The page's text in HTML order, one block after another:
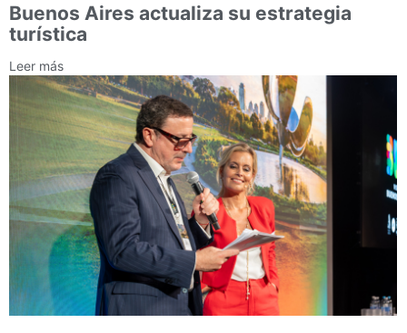
Buenos Aires actualiza su estrategia
turística
Leer más